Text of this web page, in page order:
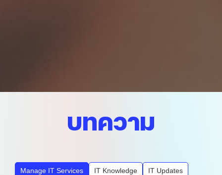
บทความ
Manage IT Services IT Knowledge IT Updates